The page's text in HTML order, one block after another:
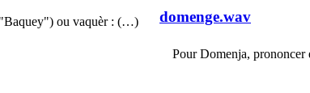
ou vaquèr : (…)
domenge.wav
Pour Domenja,